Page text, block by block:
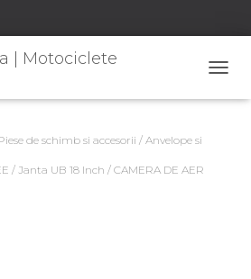
O
de schimb si accesorii / Anvelope si
/ Janta UB 18 Inch / CAMERA DE AER